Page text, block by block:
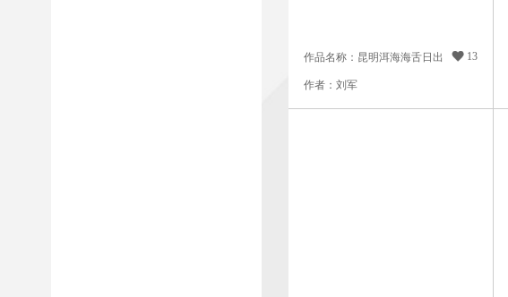
作品名称：昆明洱海海舌日出  13
作者：刘军